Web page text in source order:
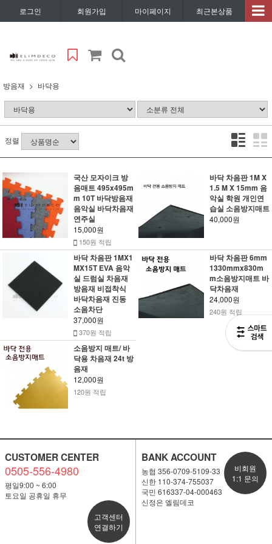
로그인 회원가입 마이페이지 최근본상품
방음재 바닥용
정렬
국산 모자이크 방
음매트 495x495m
m 10T 바닥방음재
음악실 바닥차음재
연주실
15,000원
150원 적립
바닥 차음판 1M X
1.5 M X 15mm 음
악실 학원 개인연
습실 소음방지매트
40,000원
바닥 차음판 1MX1
MX15T EVA 음악
실 드럼실 차음재
방음재 비접착식
바닥차음재 진동
소음차단
37,000원
370원 적립
바닥 차음판 6mm
1330mmx830m
m소음방지매트 바
닥차음재
24,000원
240원 적립
소음방지 매트/ 바
닥용 차음재 24t 방
음재
12,000원
120원 적립
CUSTOMER CENTER
0505-556-4980
평일9:00 ~ 6:00
토요일 공휴일 휴무
고객센터
연결하기
BANK ACCOUNT
농협 356-0709-5109-33
신한 110-374-755037
국민 616337-04-000463
신정은 엘림데코
비회원
1:1 문의